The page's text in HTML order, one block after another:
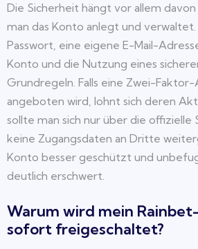
Die Sicherheit hängt vor allem
man das Konto anlegt und verwaltet.
Passwort, eine eigene E-Mail-
Konto und die Nutzung eines
Grundregeln. Falls eine Zwei-
angeboten wird, lohnt sich deren
sollte man sich nur über die offizielle
keine Zugangsdaten an Dritte
Konto besser geschützt und
deutlich erschwert.
Warum wird mein
sofort freigeschaltet?